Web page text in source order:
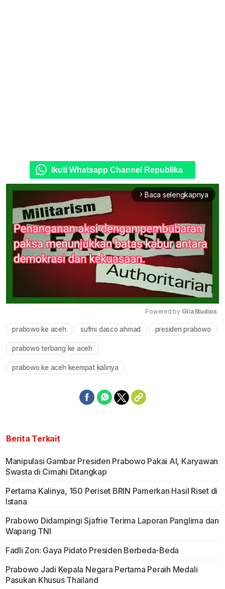
Ikuti Whatsapp Channel Republika
arrow_forward_ios Baca selengkapnya
Mute
Powered by GliaStudios
prabowo ke aceh sufmi dasco ahmad presiden prabowo
prabowo terbang ke aceh
prabowo ke aceh keempat kalinya
Berita Terkait
Manipulasi Gambar Presiden Prabowo Pakai AI, Karyawan
Swasta di Cimahi Ditangkap
Pertama Kalinya, 150 Periset BRIN Pamerkan Hasil Riset di
Istana
Prabowo Didampingi Sjafrie Terima Laporan Panglima dan
Wapang TNI
Fadli Zon: Gaya Pidato Presiden Berbeda-Beda
Prabowo Jadi Kepala Negara Pertama Peraih Medali
Pasukan Khusus Thailand